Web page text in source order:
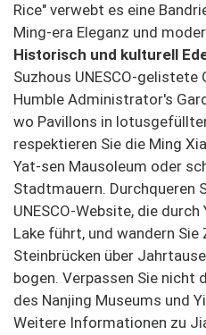
Rice" verwebt es eine
Ming-era Eleganz und
Historisch und kulturell
Suzhous UNESCO-
Humble Administrator's
wo Pavillons in
respektieren Sie die Ming
Yat-sen Mausoleum oder
Stadtmauern. Durchqueren
UNESCO-Website, die
Lake führt, und wandern Sie
Steinbrücken über
bogen. Verpassen Sie nicht
des Nanjing Museums und
Weitere Informationen zu